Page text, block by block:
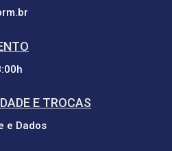
E TROCAS
e Dados